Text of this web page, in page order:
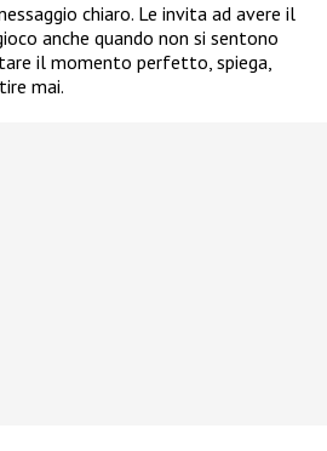
chiaro. Le invita ad avere il
anche quando non si sentono
il momento perfetto, spiega,
mai.